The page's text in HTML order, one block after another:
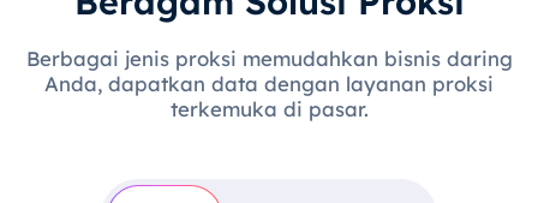
Berbagai jenis proksi memudahkan bisnis daring
Anda, dapatkan data dengan layanan proksi
terkemuka di pasar.